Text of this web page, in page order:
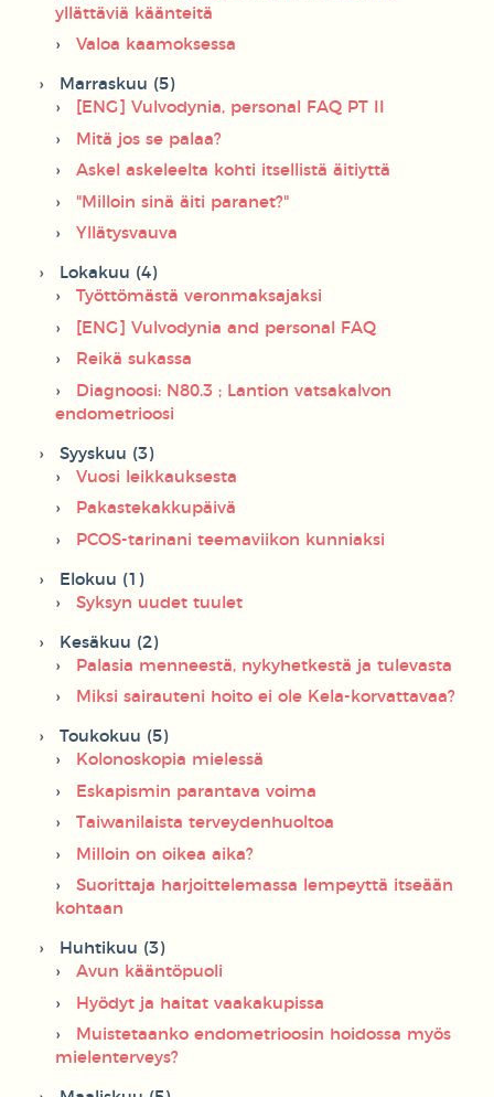
yllättäviä käänteitä
Valoa kaamoksessa
Marraskuu (5)
[ENG] Vulvodynia, personal FAQ PT II
Mitä jos se palaa?
Askel askeleelta kohti itsellistä äitiyttä
"Milloin sinä äiti paranet?"
Yllätysvauva
Lokakuu (4)
Työttömästä veronmaksajaksi
[ENG] Vulvodynia and personal FAQ
Reikä sukassa
Diagnoosi: N80.3 ; Lantion vatsakalvon
endometrioosi
Syyskuu (3)
Vuosi leikkauksesta
Pakastekakkupäivä
PCOS-tarinani teemaviikon kunniaksi
Elokuu (1)
Syksyn uudet tuulet
Kesäkuu (2)
Palasia menneestä, nykyhetkestä ja tulevasta
Miksi sairauteni hoito ei ole Kela-korvattavaa?
Toukokuu (5)
Kolonoskopia mielessä
Eskapismin parantava voima
Taiwanilaista terveydenhuoltoa
Milloin on oikea aika?
Suorittaja harjoittelemassa lempeyttä itseään
kohtaan
Huhtikuu (3)
Avun kääntöpuoli
Hyödyt ja haitat vaakakupissa
Muistetaanko endometrioosin hoidossa myös
mielenterveys?